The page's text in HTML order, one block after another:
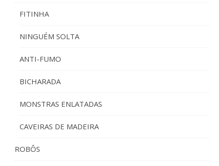
FITINHA
NINGUÉM SOLTA
ANTI-FUMO
BICHARADA
MONSTRAS ENLATADAS
CAVEIRAS DE MADEIRA
ROBÔS